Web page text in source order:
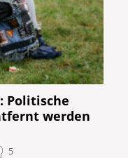
Politische
werden
5